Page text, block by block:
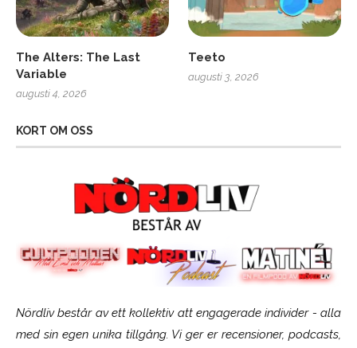
The Alters: The Last
Variable
augusti 4, 2026
Teeto
augusti 3, 2026
KORT OM OSS
Nördliv består av ett kollektiv att engagerade individer - alla
med sin egen unika tillgång. Vi ger er recensioner, podcasts,